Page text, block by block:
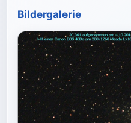
Bildergalerie